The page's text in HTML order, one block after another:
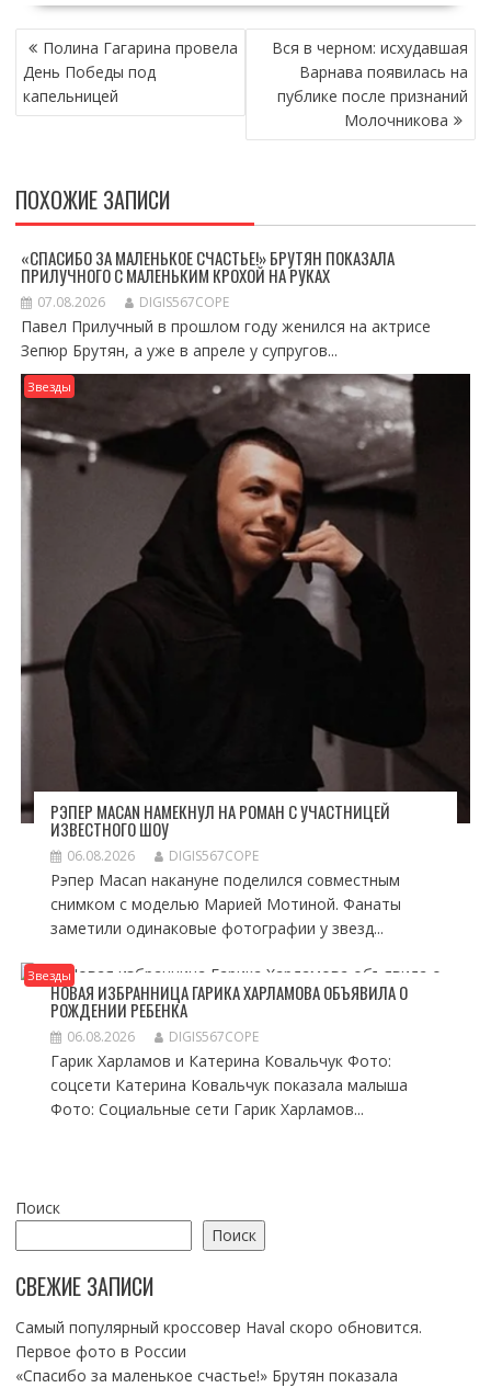
НАВИГАЦИЯ
ПО
ЗАПИСЯМ
Полина Гагарина провела
День Победы под
капельницей
Вся в черном: исхудавшая
Варнава появилась на
публике после признаний
Молочникова
ПОХОЖИЕ ЗАПИСИ
«СПАСИБО ЗА МАЛЕНЬКОЕ СЧАСТЬЕ!» БРУТЯН ПОКАЗАЛА
ПРИЛУЧНОГО С МАЛЕНЬКИМ КРОХОЙ НА РУКАХ
07.08.2026 DIGIS567COPE
Павел Прилучный в прошлом году женился на актрисе
Зепюр Брутян, а уже в апреле у супругов...
Звезды
РЭПЕР MACAN НАМЕКНУЛ НА РОМАН С УЧАСТНИЦЕЙ
ИЗВЕСТНОГО ШОУ
06.08.2026 DIGIS567COPE
Рэпер Macan накануне поделился совместным
снимком с моделью Марией Мотиной. Фанаты
заметили одинаковые фотографии у звезд...
Звезды
НОВАЯ ИЗБРАННИЦА ГАРИКА ХАРЛАМОВА ОБЪЯВИЛА О
РОЖДЕНИИ РЕБЕНКА
06.08.2026 DIGIS567COPE
Гарик Харламов и Катерина Ковальчук Фото:
соцсети Катерина Ковальчук показала малыша
Фото: Социальные сети Гарик Харламов...
Поиск
Поиск
СВЕЖИЕ ЗАПИСИ
Самый популярный кроссовер Haval скоро обновится.
Первое фото в России
«Спасибо за маленькое счастье!» Брутян показала